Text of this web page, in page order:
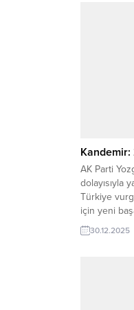
Kandemir:
AK Parti
dolayısıyla
Türkiye
için yeni
yılı
siyaseti
30.12.2025